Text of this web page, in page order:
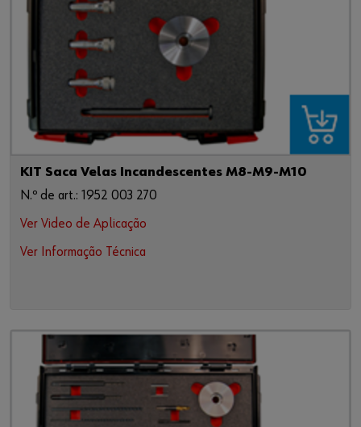
KIT Saca Velas Incandescentes M8-M9-M10
N.º de art.: 1952 003 270
Ver Video de Aplicação
Ver Informação Técnica